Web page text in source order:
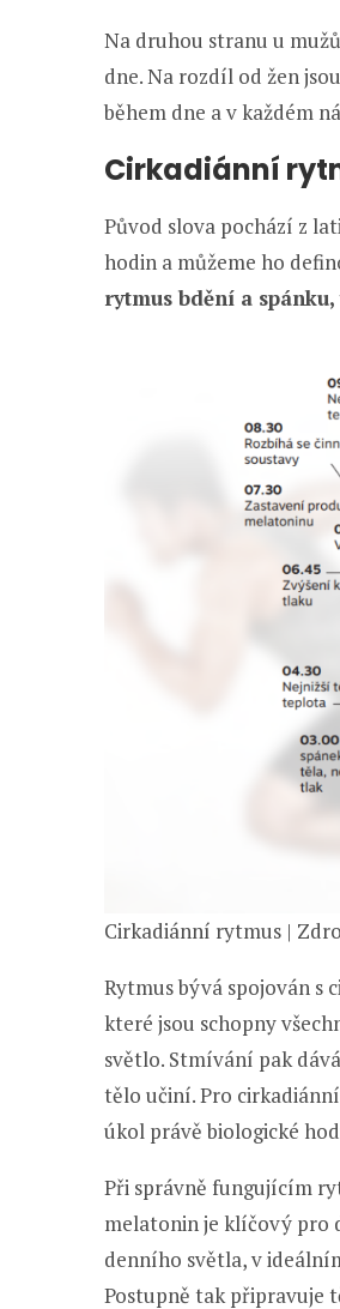
Na druhou stranu u
dne. Na rozdíl od žen
během dne a v každém
Cirkadiánní
Původ slova pochází z
hodin a můžeme ho
rytmus bdění a
Cirkadiánní rytmus |
Rytmus bývá spojován s
které jsou schopny
světlo. Stmívání pak
tělo učiní. Pro
úkol právě biologické
Při správně fungujícím
melatonin je klíčový pro
denního světla, v
Postupně tak připravuje